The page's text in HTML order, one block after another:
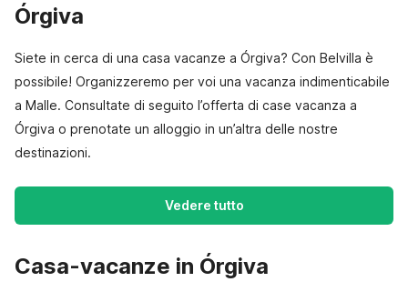
Órgiva
Siete in cerca di una casa vacanze a Órgiva? Con Belvilla è
possibile! Organizzeremo per voi una vacanza indimenticabile
a Malle. Consultate di seguito l’offerta di case vacanza a
Órgiva o prenotate un alloggio in un’altra delle nostre
destinazioni.
Vedere tutto
Casa-vacanze in Órgiva